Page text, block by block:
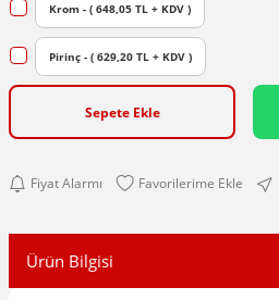
Krom - ( 648,05 TL + KDV )
Pirinç - ( 629,20 TL + KDV )
Sepete Ekle
Fiyat Alarmı
Ürün Bilgisi